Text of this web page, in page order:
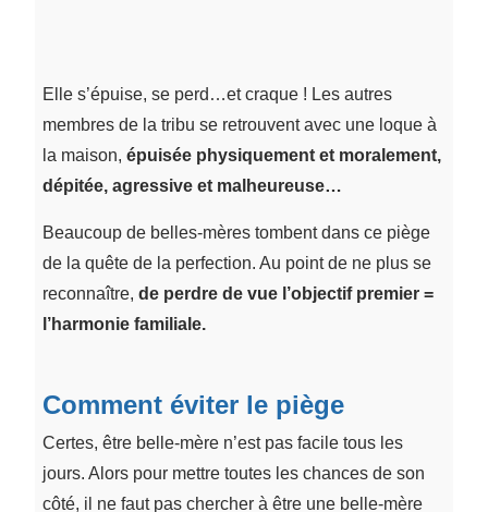
Elle s’épuise, se perd…et craque ! Les autres
membres de la tribu se retrouvent avec une loque à
la maison, épuisée physiquement et moralement,
dépitée, agressive et malheureuse…
Beaucoup de belles-mères tombent dans ce piège
de la quête de la perfection. Au point de ne plus se
reconnaître, de perdre de vue l’objectif premier =
l’harmonie familiale.
Comment éviter le piège
Certes, être belle-mère n’est pas facile tous les
jours. Alors pour mettre toutes les chances de son
côté, il ne faut pas chercher à être une belle-mère